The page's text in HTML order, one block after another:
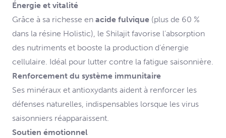
Énergie et vitalité
Grâce à sa richesse en acide fulvique (plus de 60 %
dans la résine Holistic), le Shilajit favorise l’absorption
des nutriments et booste la production d’énergie
cellulaire. Idéal pour lutter contre la fatigue saisonnière.
Renforcement du système immunitaire
Ses minéraux et antioxydants aident à renforcer les
défenses naturelles, indispensables lorsque les virus
saisonniers réapparaissent.
Soutien émotionnel